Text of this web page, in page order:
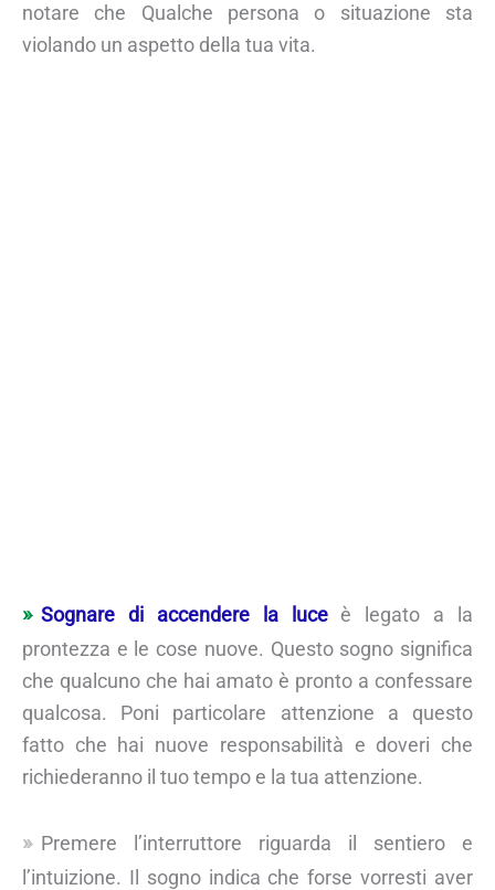
notare che Qualche persona o situazione sta
violando un aspetto della tua vita.
Sognare di accendere la luceè legato a la
prontezza e le cose nuove. Questo sogno significa
che qualcuno che hai amato è pronto a confessare
qualcosa. Poni particolare attenzione a questo
fatto che hai nuove responsabilità e doveri che
richiederanno il tuo tempo e la tua attenzione.
Premere l’interruttore riguarda il sentiero e
l’intuizione. Il sogno indica che forse vorresti aver